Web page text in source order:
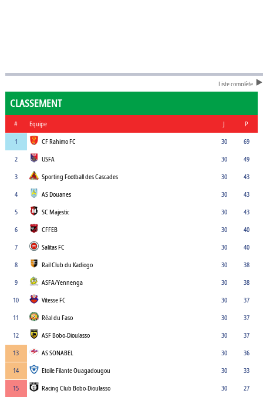
Liste complète
CLASSEMENT
# Equipe J
P
1
CF Rahimo FC 30
69
2
USFA 30
49
3
Sporting Football des Cascades 30
43
4
AS Douanes 30
43
5
SC Majestic 30
43
6
CFFEB 30
40
7
Salitas FC 30
40
8
Rail Club du Kadiogo 30
38
9
ASFA/Yennenga 30
38
10
Vitesse FC 30
37
11
Réal du Faso 30
37
12
ASF Bobo-Dioulasso 30
37
13
AS SONABEL 30
36
14
Etoile Filante Ouagadougou 30
33
15
Racing Club Bobo-Dioulasso 30
27